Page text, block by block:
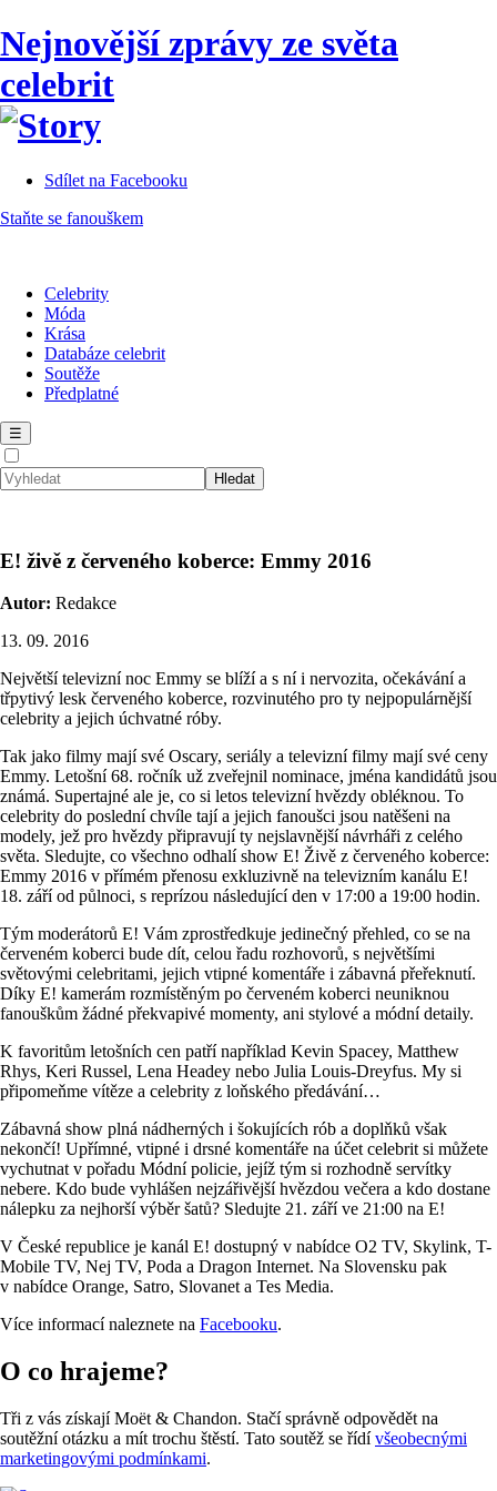
Nejnovější zprávy ze světa
celebrit
Sdílet na Facebooku
Staňte se fanouškem
Celebrity
Móda
Krása
Databáze celebrit
Soutěže
Předplatné
☰
E! živě z červeného koberce: Emmy 2016
Autor: Redakce
13. 09. 2016
Největší televizní noc Emmy se blíží a s ní i nervozita, očekávání a
třpytivý lesk červeného koberce, rozvinutého pro ty nejpopulárnější
celebrity a jejich úchvatné róby.
Tak jako filmy mají své Oscary, seriály a televizní filmy mají své ceny
Emmy. Letošní 68. ročník už zveřejnil nominace, jména kandidátů jsou
známá. Supertajné ale je, co si letos televizní hvězdy obléknou. To
celebrity do poslední chvíle tají a jejich fanoušci jsou natěšeni na
modely, jež pro hvězdy připravují ty nejslavnější návrháři z celého
světa. Sledujte, co všechno odhalí show E! Živě z červeného koberce:
Emmy 2016 v přímém přenosu exkluzivně na televizním kanálu E!
18. září od půlnoci, s reprízou následující den v 17:00 a 19:00 hodin.
Tým moderátorů E! Vám zprostředkuje jedinečný přehled, co se na
červeném koberci bude dít, celou řadu rozhovorů, s největšími
světovými celebritami, jejich vtipné komentáře i zábavná přeřeknutí.
Díky E! kamerám rozmístěným po červeném koberci neuniknou
fanouškům žádné překvapivé momenty, ani stylové a módní detaily.
K favoritům letošních cen patří například Kevin Spacey, Matthew
Rhys, Keri Russel, Lena Headey nebo Julia Louis-Dreyfus. My si
připomeňme vítěze a celebrity z loňského předávání…
Zábavná show plná nádherných i šokujících rób a doplňků však
nekončí! Upřímné, vtipné i drsné komentáře na účet celebrit si můžete
vychutnat v pořadu Módní policie, jejíž tým si rozhodně servítky
nebere. Kdo bude vyhlášen nejzářivější hvězdou večera a kdo dostane
nálepku za nejhorší výběr šatů? Sledujte 21. září ve 21:00 na E!
V České republice je kanál E! dostupný v nabídce O2 TV, Skylink, T-
Mobile TV, Nej TV, Poda a Dragon Internet. Na Slovensku pak
v nabídce Orange, Satro, Slovanet a Tes Media.
Více informací naleznete na Facebooku.
O co hrajeme?
Tři z vás získají Moët & Chandon. Stačí správně odpovědět na
soutěžní otázku a mít trochu štěstí. Tato soutěž se řídívšeobecnými
marketingovými podmínkami.